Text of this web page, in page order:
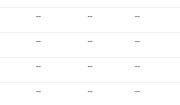
-- -- --
-- -- --
-- -- --
-- -- --